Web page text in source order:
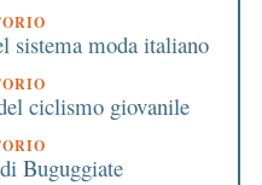
sistema moda italiano
ciclismo giovanile
Buguggiate